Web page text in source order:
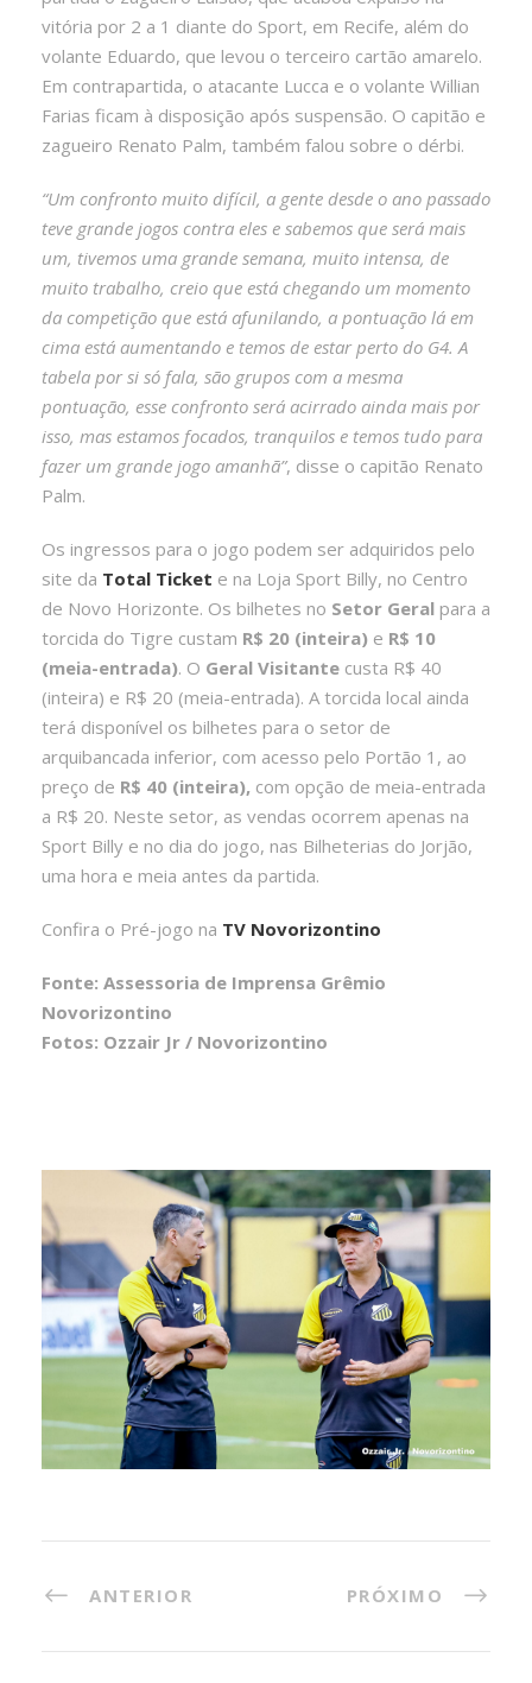
vitória por 2 a 1 diante do Sport, em Recife, além do
volante Eduardo, que levou o terceiro cartão amarelo.
Em contrapartida, o atacante Lucca e o volante Willian
Farias ficam à disposição após suspensão. O capitão e
zagueiro Renato Palm, também falou sobre o dérbi.
“Um confronto muito difícil, a gente desde o ano passado
teve grande jogos contra eles e sabemos que será mais
um, tivemos uma grande semana, muito intensa, de
muito trabalho, creio que está chegando um momento
da competição que está afunilando, a pontuação lá em
cima está aumentando e temos de estar perto do G4. A
tabela por si só fala, são grupos com a mesma
pontuação, esse confronto será acirrado ainda mais por
isso, mas estamos focados, tranquilos e temos tudo para
fazer um grande jogo amanhã”, disse o capitão Renato
Palm.
Os ingressos para o jogo podem ser adquiridos pelo
site da Total Ticket e na Loja Sport Billy, no Centro
de Novo Horizonte. Os bilhetes no Setor Geral para a
torcida do Tigre custam R$ 20 (inteira) e R$ 10
(meia-entrada). O Geral Visitante custa R$ 40
(inteira) e R$ 20 (meia-entrada). A torcida local ainda
terá disponível os bilhetes para o setor de
arquibancada inferior, com acesso pelo Portão 1, ao
preço de R$ 40 (inteira), com opção de meia-entrada
a R$ 20. Neste setor, as vendas ocorrem apenas na
Sport Billy e no dia do jogo, nas Bilheterias do Jorjão,
uma hora e meia antes da partida.
Confira o Pré-jogo na TV Novorizontino
Fonte: Assessoria de Imprensa Grêmio
Novorizontino
Fotos: Ozzair Jr / Novorizontino
ANTERIOR PRÓXIMO